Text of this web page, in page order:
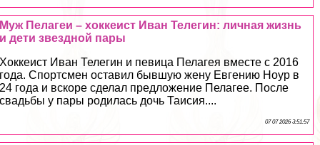
Муж Пелагeи – хоккеист Иван Телегин: личная жизнь
и дети звездной пары
Хоккеист Иван Телегин и певица Пелагея вместе с 2016
года. Спортсмен оставил бывшую жену Евгению Ноур в
24 года и вскоре сделал предложение Пелагее. После
свадьбы у пары родилась дочь Таисия....
07 07 2026 3:51:57